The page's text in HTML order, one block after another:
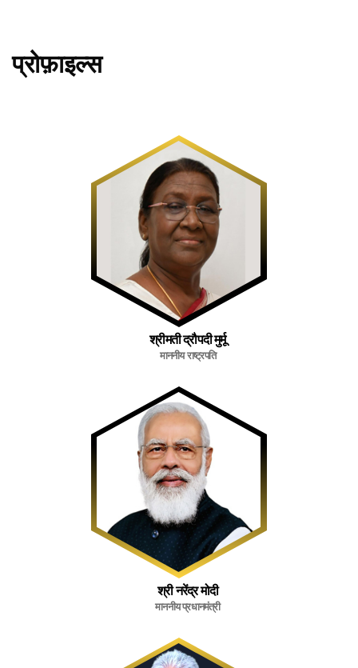
प्रोफ़ाइल्स
श्रीमती द्रौपदी मुर्मू
माननीय राष्ट्रपति
श्री नरेंद्र मोदी
माननीय प्रधानमंत्री